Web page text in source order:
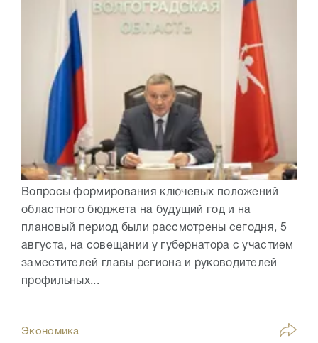
Вопросы формирования ключевых положений
областного бюджета на будущий год и на
плановый период были рассмотрены сегодня, 5
августа, на совещании у губернатора с участием
заместителей главы региона и руководителей
профильных...
Экономика